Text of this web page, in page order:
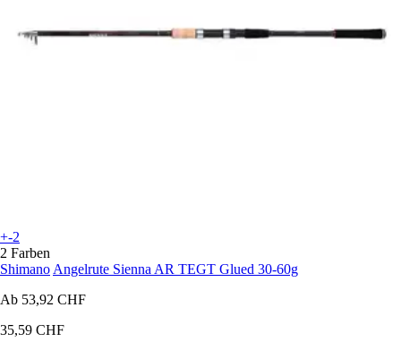
+-2
2 Farben
Shimano Angelrute Sienna AR TEGT Glued 30-60g
Ab 53,92 CHF
35,59 CHF